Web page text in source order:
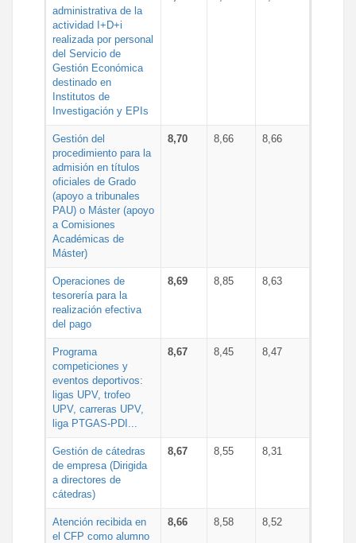
administrativa de la
actividad I+D+i
realizada por personal
del Servicio de
Gestión Económica
destinado en
Institutos de
Investigación y EPIs
Gestión del
procedimiento para la
admisión en títulos
oficiales de Grado
(apoyo a tribunales
PAU) o Máster (apoyo
a Comisiones
Académicas de
Máster)
8,70 8,66 8,66
Operaciones de
tesorería para la
realización efectiva
del pago
8,69 8,85 8,63
Programa
competiciones y
eventos deportivos:
ligas UPV, trofeo
UPV, carreras UPV,
liga PTGAS-PDI...
8,67 8,45 8,47
Gestión de cátedras
de empresa (Dirigida
a directores de
cátedras)
8,67 8,55 8,31
Atención recibida en
el CFP como alumno
8,66 8,58 8,52